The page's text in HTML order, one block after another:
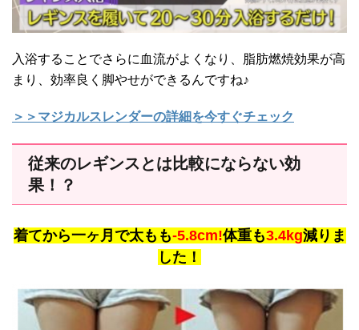
入浴することでさらに血流がよくなり、脂肪燃焼効果が高
まり、効率良く脚やせができるんですね♪
＞＞マジカルスレンダーの詳細を今すぐチェック
従来のレギンスとは比較にならない効
果！？
着てから一ヶ月で太もも-5.8cm!体重も3.4kg減りま
した！